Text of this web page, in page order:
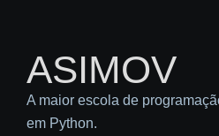
ASIMOV
A maior escola de
em Python.